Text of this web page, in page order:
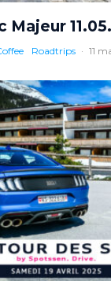
Majeur
Roadtrips · 11